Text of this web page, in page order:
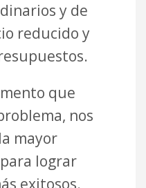
y de
reducido y
que
nos
mayor
lograr